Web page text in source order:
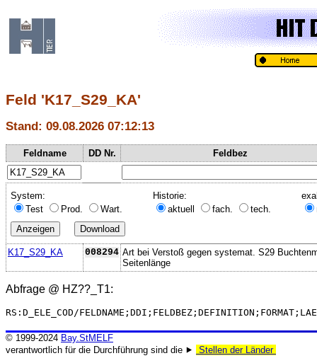
Feld 'K17_S29_KA'
Stand: 09.08.2026 07:12:13
Feldname DD Nr. Feldbez
System:
Test
Prod. Wart.
Historie:
aktuell
fach. tech.
K17_S29_KA 008294 Art bei Verstoß gegen systemat. S29
Seitenlänge
Abfrage @ HZ??_T1:
RS:D_ELE_COD/
© 1999-2024 Bay.StMELF
verantwortlich für die Durchführung sind die ⯈
Stellen der Länder